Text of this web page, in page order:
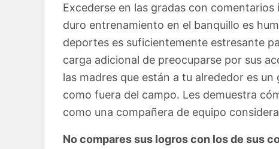
Excederse en las gradas con
duro entrenamiento en el banquillo es
deportes es suficientemente estresante
carga adicional de preocuparse por sus
las madres que están a tu alrededor es
como fuera del campo. Les demuestra
como una compañera de equipo
No compares sus logros con los de sus